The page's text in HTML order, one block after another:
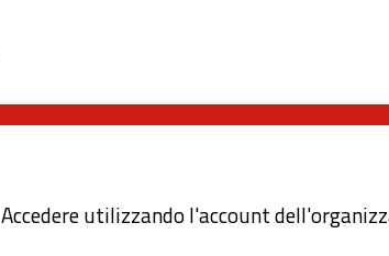
Accedere utilizzando l'account